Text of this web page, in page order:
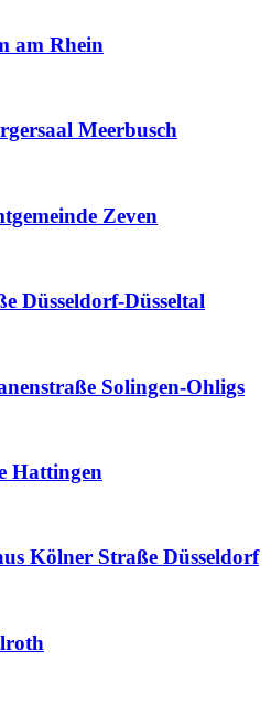
am Rhein
Meerbusch
Zeven
Düsseldorf-Düsseltal
Solingen-Ohligs
Hattingen
Kölner Straße Düsseldorf